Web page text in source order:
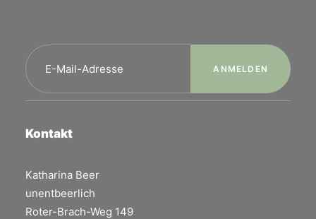
Kontakt
Katharina Beer
unentbeerlich
Roter-Brach-Weg 149